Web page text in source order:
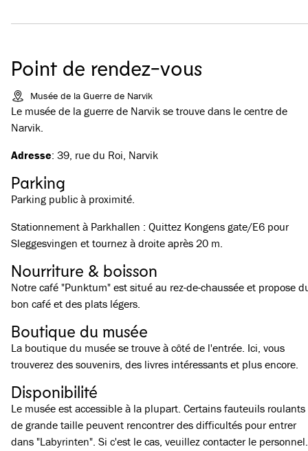
Point de rendez-vous
Musée de la Guerre de Narvik
Le musée de la guerre de Narvik se trouve dans le centre de
Narvik.
Adresse: 39, rue du Roi, Narvik
Parking
Parking public à proximité.
Stationnement à Parkhallen : Quittez Kongens gate/E6 pour
Sleggesvingen et tournez à droite après 20 m.
Nourriture & boisson
Notre café "Punktum" est situé au rez-de-chaussée et propose
bon café et des plats légers.
Boutique du musée
La boutique du musée se trouve à côté de l'entrée. Ici, vous
trouverez des souvenirs, des livres intéressants et plus encore.
Disponibilité
Le musée est accessible à la plupart. Certains fauteuils roulants
de grande taille peuvent rencontrer des difficultés pour entrer
dans "Labyrinten". Si c'est le cas, veuillez contacter le personnel.